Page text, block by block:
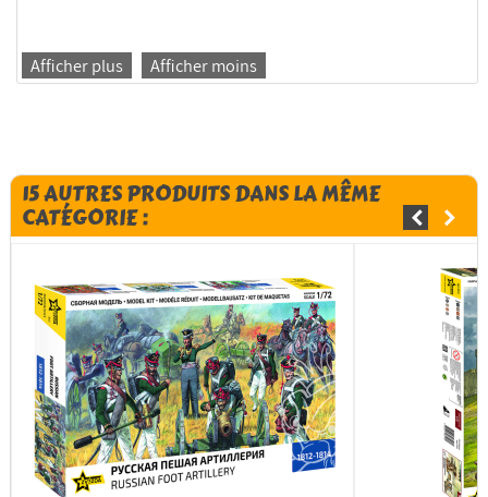
Afficher plus Afficher moins
15 AUTRES PRODUITS DANS LA MÊME
CATÉGORIE :